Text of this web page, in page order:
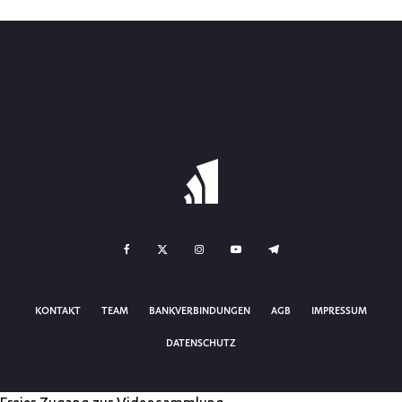
KONTAKT TEAM BANKVERBINDUNGEN AGB IMPRESSUM
DATENSCHUTZ